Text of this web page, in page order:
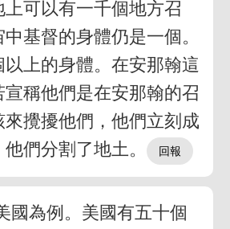
可以有一千個地方召
基督的身體仍是一個。
上的身體。在安那翰這
稱他們是在安那翰的召
攪擾他們，他們立刻成
們分割了地土。
國為例。美國有五十個